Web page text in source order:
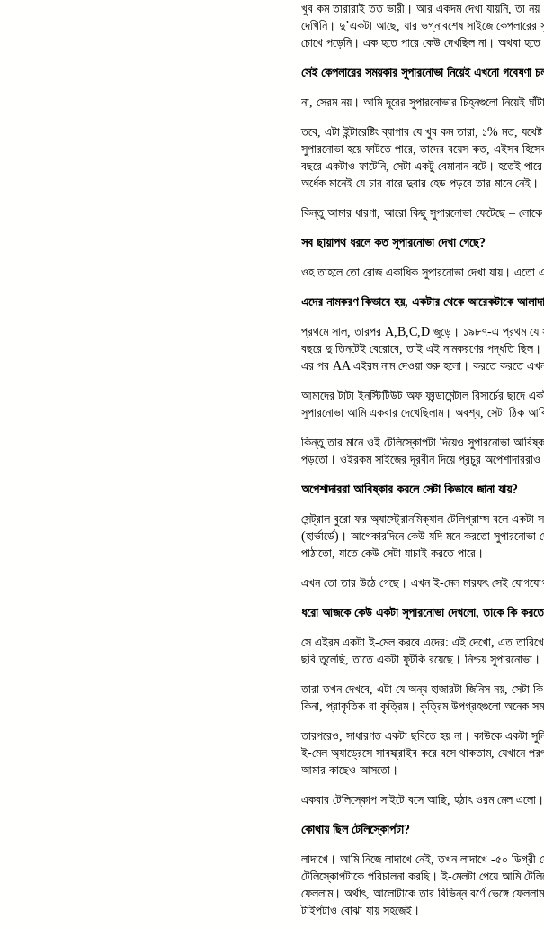
খুব কম তারারাই তত ভারী। আর একদম দেখা যায়নি, তা
দেখিনি। দু’একটা আছে, যার ভগ্নাবশেষ সাইজে
চোখে পড়েনি। এক হতে পারে কেউ দেখছিল না। অথবা
সেই কেপলারের সময়কার সুপারনোভা নিয়েই এখনো গবেষণা
না, সেরম নয়। আমি দূরের সুপারনোভার চিহ্নগুলো নিয়েই
তবে, এটা ইন্টারেষ্টিং ব্যাপার যে খুব কম তারা, ১% মত,
সুপারনোভা হয়ে ফাটতে পারে, তাদের বয়েস কত, এইসব
বছরে একটাও ফাটেনি, সেটা একটু বেমানান বটে। হতেই
অর্ধেক মানেই যে চার বারে দুবার হেড পড়বে তার মানে নেই।
কিন্তু আমার ধারণা, আরো কিছু সুপারনোভা ফেটেছে – লোকে
সব ছায়াপথ ধরলে কত সুপারনোভা দেখা গেছে?
ওহ তাহলে তো রোজ একাধিক সুপারনোভা দেখা যায়। এতো
এদের নামকরণ কিভাবে হয়, একটার থেকে আরেকটাকে
প্রথমে সাল, তারপর A,B,C,D জুড়ে। ১৯৮৭-এ প্রথম যে
বছরে দু তিনটেই বেরোবে, তাই এই নামকরণের পদ্ধতি
এর পর AA এইরম নাম দেওয়া শুরু হলো। করতে করতে এখন
আমাদের টাটা ইনস্টিটিউট অফ ফান্ডামেন্টাল রিসার্চের
সুপারনোভা আমি একবার দেখেছিলাম। অবশ্য, সেটা ঠিক
কিন্তু তার মানে ওই টেলিস্কোপটা দিয়েও সুপারনোভা
পড়তো। ওইরকম সাইজের দূরবীন দিয়ে প্রচুর
অপেশাদাররা আবিষ্কার করলে সেটা কিভাবে জানা যায়?
সেন্ট্রাল বুরো ফর অ্যাস্ট্রোনমিক্যাল টেলিগ্রাম্স বলে
(হার্ভার্ডে)। আগেকারদিনে কেউ যদি মনে করতো সুপারনোভা
পাঠাতো, যাতে কেউ সেটা যাচাই করতে পারে।
এখন তো তার উঠে গেছে। এখন ই-মেল মারফৎ সেই
ধরো আজকে কেউ একটা সুপারনোভা দেখলো, তাকে কি করতে
সে এইরম একটা ই-মেল করবে এদের: এই দেখো, এত
ছবি তুলেছি, তাতে একটা ফুটকি রয়েছে। নিশ্চয় সুপারনোভা।
তারা তখন দেখবে, এটা যে অন্য হাজারটা জিনিস নয়, সেটা
কিনা, প্রাকৃতিক বা কৃত্রিম। কৃত্রিম উপগ্রহগুলো অনেক
তারপরেও, সাধারণত একটা ছবিতে হয় না। কাউকে একটা
ই-মেল অ্যাড্রেসে সাবস্ক্রাইব করে বসে থাকতাম,
আমার কাছেও আসতো।
একবার টেলিস্কোপ সাইটে বসে আছি, হঠাৎ ওরম মেল
কোথায় ছিল টেলিস্কোপটা?
লাদাখে। আমি নিজে লাদাখে নেই, তখন লাদাখে -৫০
টেলিস্কোপটাকে পরিচালনা করছি। ই-মেলটা পেয়ে আমি
ফেললাম। অর্থাৎ, আলোটাকে তার বিভিন্ন বর্ণে ভেঙ্গে
টাইপটাও বোঝা যায় সহজেই।